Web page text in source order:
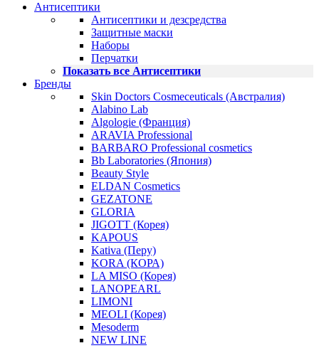
Антисептики
Антисептики и дезсредства
Защитные маски
Наборы
Перчатки
Показать все Антисептики
Бренды
Skin Doctors Cosmeceuticals (Австралия)
Alabino Lab
Algologie (Франция)
ARAVIA Professional
BARBARO Professional cosmetics
Bb Laboratories (Япония)
Beauty Style
ELDAN Cosmetics
GEZATONE
GLORIA
JIGOTT (Корея)
KAPOUS
Kativa (Перу)
KORA (КОРА)
LA MISO (Корея)
LANOPEARL
LIMONI
MEOLI (Корея)
Mesoderm
NEW LINE